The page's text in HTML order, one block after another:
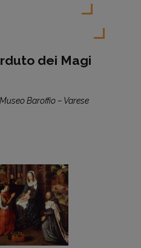
dei Magi
Baroffio – Varese